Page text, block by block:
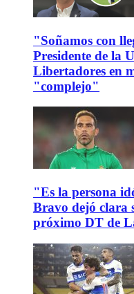
"Soñamos con
Presidente de la
Libertadores en
"complejo"
"Es la persona
Bravo dejó clara
próximo DT de